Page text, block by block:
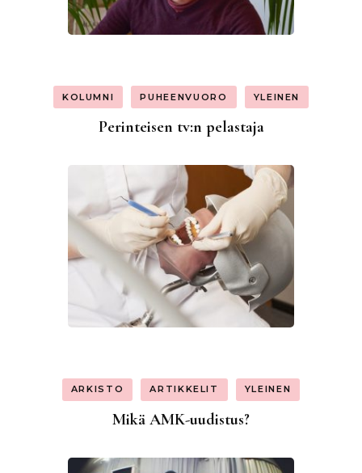
KOLUMNI PUHEENVUORO YLEINEN
Perinteisen tv:n pelastaja
ARKISTO ARTIKKELIT YLEINEN
Mikä AMK-uudistus?